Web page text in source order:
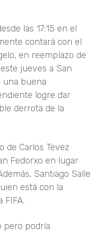
las 17:15 en el
contará con el
en reemplazo de
jueves a San
una buena
logre dar
derrota de la
de Carlos Tevez
Fedorxo en lugar
Santiago Salle
está con la
FIFA.
pero podría